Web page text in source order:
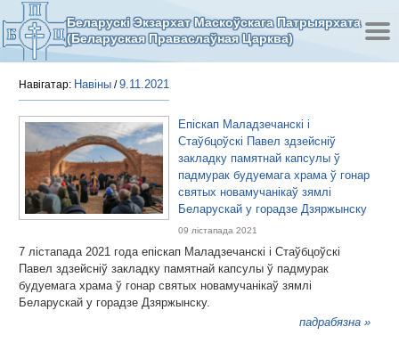
Беларускі Экзархат Маскоўскага Патрыярхата
(Беларуская Праваслаўная Царква)
Навігатар: Навіны /9.11.2021
Епіскап Маладзечанскі і
Стаўбцоўскі Павел здзейсніў
закладку памятнай капсулы ў
падмурак будуемага храма ў гонар
святых новамучанікаў зямлі
Беларускай у горадзе Дзяржынску
09 лістапада 2021
7 лістапада 2021 года епіскап Маладзечанскі і Стаўбцоўскі
Павел здзейсніў закладку памятнай капсулы ў падмурак
будуемага храма ў гонар святых новамучанікаў зямлі
Беларускай у горадзе Дзяржынску.
падрабязна »